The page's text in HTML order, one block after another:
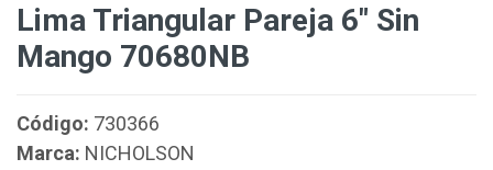
Lima Triangular Pareja 6" Sin
Mango 70680NB
Código: 730366
Marca: NICHOLSON